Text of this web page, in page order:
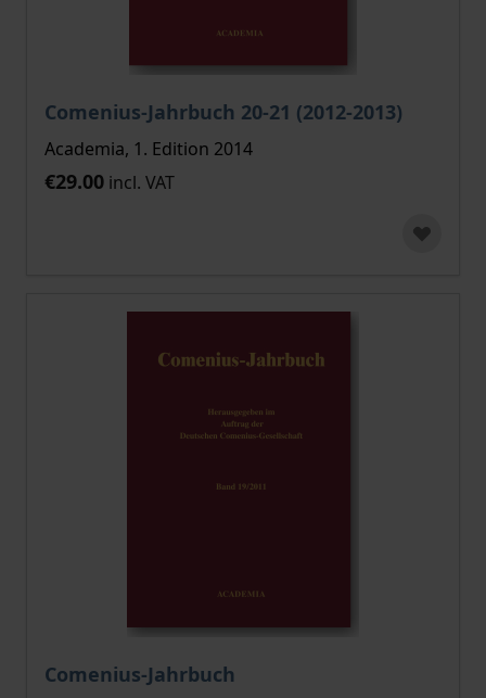
Comenius-Jahrbuch 20-21 (2012-2013)
Academia, 1. Edition 2014
€29.00 incl. VAT
Comenius-Jahrbuch